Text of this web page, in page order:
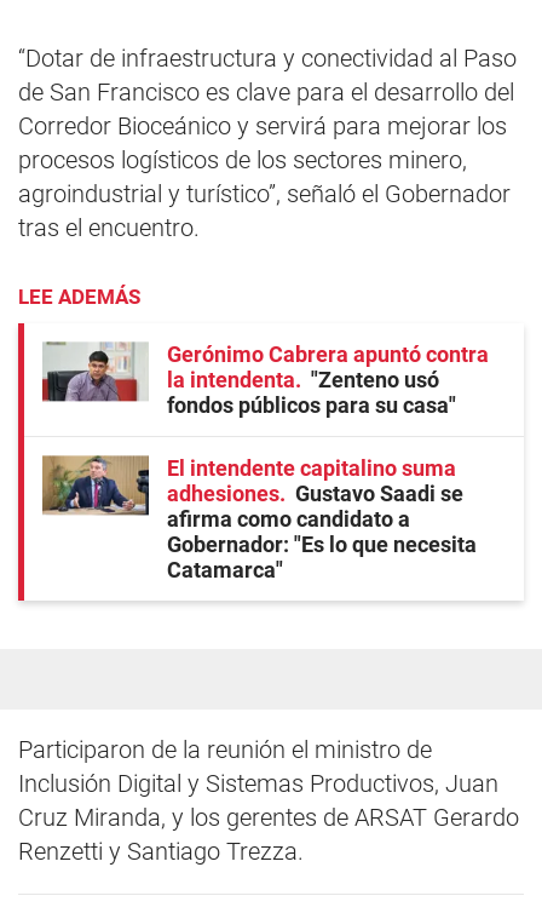
“Dotar de infraestructura y conectividad al Paso
de San Francisco es clave para el desarrollo del
Corredor Bioceánico y servirá para mejorar los
procesos logísticos de los sectores minero,
agroindustrial y turístico”, señaló el Gobernador
tras el encuentro.
LEE ADEMÁS
Gerónimo Cabrera apuntó contra
la intendenta
"Zenteno usó
fondos públicos para su casa"
El intendente capitalino suma
adhesiones
Gustavo Saadi se
afirma como candidato a
Gobernador: "Es lo que necesita
Catamarca"
Participaron de la reunión el ministro de
Inclusión Digital y Sistemas Productivos, Juan
Cruz Miranda, y los gerentes de ARSAT Gerardo
Renzetti y Santiago Trezza.